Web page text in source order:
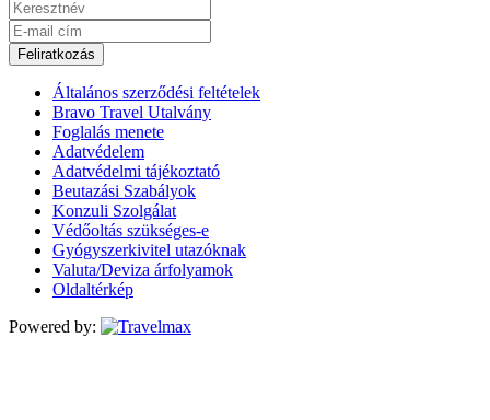
Feliratkozás
Általános szerződési feltételek
Bravo Travel Utalvány
Foglalás menete
Adatvédelem
Adatvédelmi tájékoztató
Beutazási Szabályok
Konzuli Szolgálat
Védőoltás szükséges-e
Gyógyszerkivitel utazóknak
Valuta/Deviza árfolyamok
Oldaltérkép
Powered by: